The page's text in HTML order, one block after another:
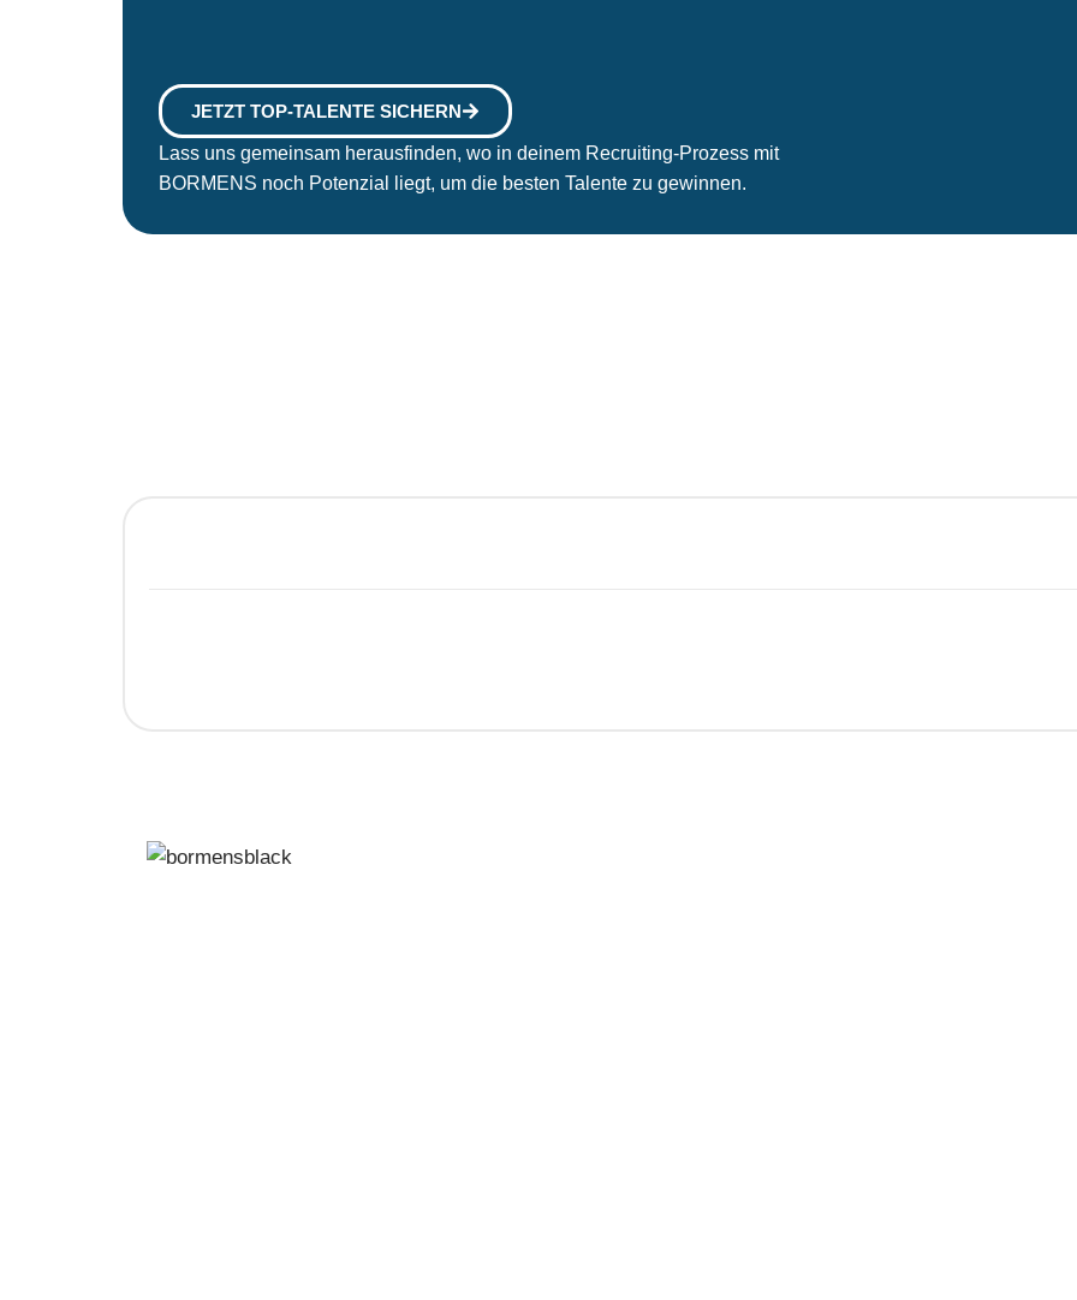
JETZT TOP-TALENTE SICHERN
Lass uns gemeinsam herausfinden, wo in deinem Recruiting-Prozess mit
BORMENS noch Potenzial liegt, um die besten Talente zu gewinnen.